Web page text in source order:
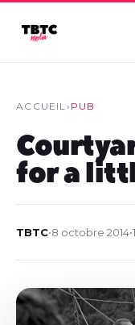
ACCUEIL› PUB
for a
TBTC•8 octobre 2014•